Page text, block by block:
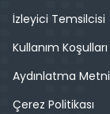
İzleyici Temsilcisi
Kullanım Koşulları
Aydınlatma Metni
Çerez Politikası